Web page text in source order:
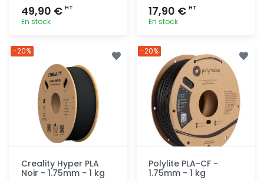
49,90 € HT
En stock
17,90 € HT
En stock
rapide
Creality Hyper PLA
Noir - 1.75mm - 1 kg
-20%
Polylite PLA-CF -
1.75mm - 1 kg
-20%